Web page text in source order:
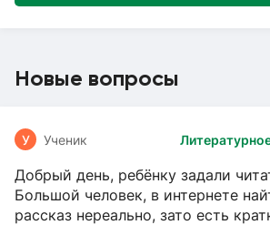
Новые вопросы
У Ученик
Добрый день, ребёнку задали
Большой человек, в интернете
рассказ нереально, зато есть